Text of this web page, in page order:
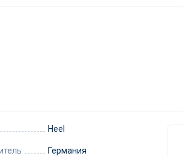
Heel
Германия